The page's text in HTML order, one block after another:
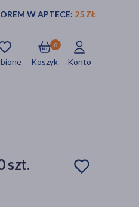
W APTECE: 25 ZŁ
Koszyk
0
Konto
szt.